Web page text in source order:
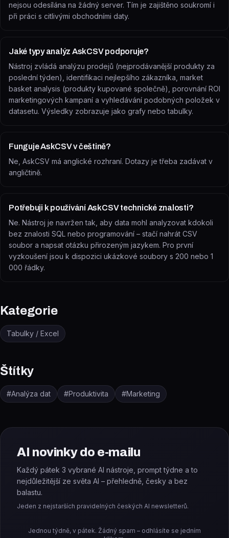
nejsou odesílána na žádný server. Tím je zajištěno soukromí i
při práci s citlivými obchodními daty.
Jaké typy analýz AskCSV podporuje?
Nástroj zvládá analýzu prodejů (nejprodávanější produkty za
poslední týden), identifikaci nejlepšího zákazníka, market
basket analysis (produkty kupované společně), porovnání ROI
marketingových kampaní a vyhledávání podobných položek v
datasetu. Výsledky zobrazuje jako grafy nebo tabulky.
Funguje AskCSV v češtině?
Ne, AskCSV má anglické rozhraní. Dotazy je třeba zadávat v
angličtině.
Potřebuji k používání AskCSV technické znalosti?
Ne. Nástroj je navržen tak, aby data mohl analyzovat kdokoli
bez znalosti SQL nebo programování – stačí nahrát CSV
soubor a napsat otázku přirozeným jazykem. Pro první
vyzkoušení jsou k dispozici ukázkové soubory s 200 nebo 1
000 řádky.
Kategorie
Tabulky / Excel
Štítky
#Analýza dat #Produktivita #Marketing
AI novinky do e-mailu
Každý pátek 3 vybrané AI nástroje, prompt týdne a to
nejdůležitější ze světa AI – přehledně, česky a bez
balastu.
Jeden z nejstarších pravidelných českých AI newsletterů.
Jednou týdně, v pátek. Žádný spam – odhlásíte se jedním